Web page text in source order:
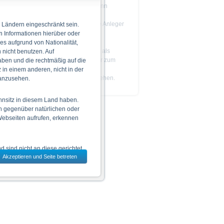
Das Produkt ist nicht einfach und kann
Es wird empfohlen, dass potenzielle Anleger
denProspektlesen, bevor sie eine
Anlageentscheidung treffen.
Die Billigung des Prospekts ist nicht als
Befürwortung der angebotenen oder zum
Handel an einem geregelten Markt
zugelassenen Wertpapiere zu verstehen.
eingeschränkt sein.
Informationen hierüber oder
aufgrund von Nationalität,
benutzen. Auf
und die rechtmäßig auf die
einem anderen, nicht in der
in diesem Land haben.
gegenüber natürlichen oder
aufrufen, erkennen
sind nicht an diese gerichtet.
jeweils ausgewählten Land
den Wertpapieren
Endgültigen
das allein verbindliche
Akzeptieren und Seite betreten